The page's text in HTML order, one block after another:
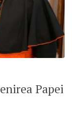
Papei